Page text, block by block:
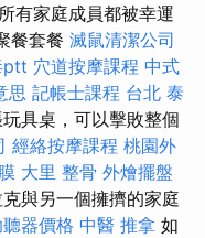
有家庭成員都被幸運
餐套餐 滅鼠清潔公司
ptt 穴道按摩課程 中式
思 記帳士課程 台北 泰
具桌，可以擊敗整個
經絡按摩課程 桃園外
大里 整骨 外燴擺盤
與另一個擁擠的家庭
聽器價格 中醫 推拿 如